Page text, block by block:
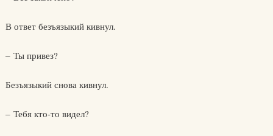
В ответ безъязыкий кивнул.
– Ты привез?
Безъязыкий снова кивнул.
– Тебя кто-то видел?